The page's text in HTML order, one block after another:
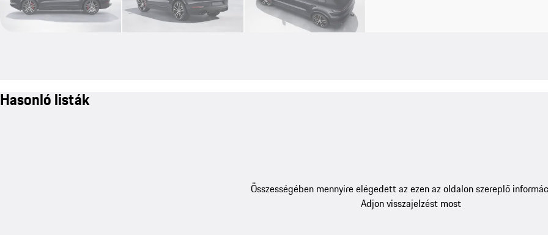
Hasonló listák
Összességében mennyire elégedett az ezen az oldalon szereplő
Adjon visszajelzést most